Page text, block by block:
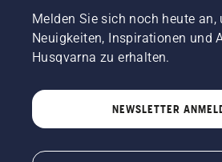
Melden Sie sich noch heute an,
Neuigkeiten, Inspirationen und
Husqvarna zu erhalten.
NEWSLETTER